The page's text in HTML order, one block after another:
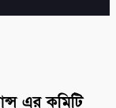
এর কমিটি